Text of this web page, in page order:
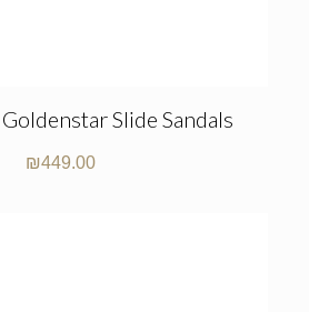
Slide Sandals
₪449.00